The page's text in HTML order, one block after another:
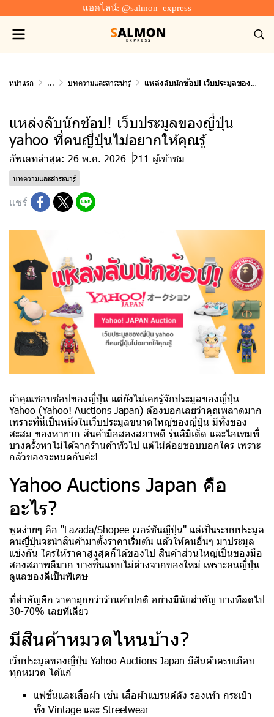
แอดไลน์: @salmon_express
หน้าแรก ... บทความและสาระน่ารู้ แหล่งลับนักช้อป! เว็บประมูลของญี่ปุ่น yahoo ที่คนญี่ปุ่นไม่อยากให้คุณรู้
แหล่งลับนักช้อป! เว็บประมูลของญี่ปุ่น
yahoo ที่คนญี่ปุ่นไม่อยากให้คุณรู้
อัพเดทล่าสุด: 26 พ.ค. 2026 211 ผู้เข้าชม
บทความและสาระน่ารู้
แชร์
ถ้าคุณชอบช้อปของญี่ปุ่น แต่ยังไม่เคยรู้จักประมูลของญี่ปุ่น
Yahoo (Yahoo! Auctions Japan) ต้องบอกเลยว่าคุณพลาดมาก
เพราะที่นี่เป็นหนึ่งในเว็บประมูลขนาดใหญ่ของญี่ปุ่น มีทั้งของ
สะสม ของหายาก สินค้ามือสองสภาพดี รุ่นลิมิเต็ด และไอเทมที่
บางครั้งหาไม่ได้จากร้านค้าทั่วไป แต่ไม่ค่อยชอบบอกใคร เพราะ
กลัวของจะหมดกันค่ะ!
Yahoo Auctions Japan คือ
อะไร?
พูดง่ายๆ คือ "Lazada/Shopee เวอร์ชันญี่ปุ่น" แต่เป็นระบบประมูล
คนญี่ปุ่นจะนำสินค้ามาตั้งราคาเริ่มต้น แล้วให้คนอื่นๆ มาประมูล
แข่งกัน ใครให้ราคาสูงสุดก็ได้ของไป สินค้าส่วนใหญ่เป็นของมือ
สองสภาพดีมาก บางชิ้นแทบไม่ต่างจากของใหม่ เพราะคนญี่ปุ่น
ดูแลของดีเป็นพิเศษ
ที่สำคัญคือ ราคาถูกกว่าร้านค้าปกติ อย่างมีนัยสำคัญ บางทีลดไป
30-70% เลยทีเดียว
มีสินค้าหมวดไหนบ้าง?
เว็บประมูลของญี่ปุ่น Yahoo Auctions Japan มีสินค้าครบเกือบ
ทุกหมวด ได้แก่
แฟชั่นและเสื้อผ้า เช่น เสื้อผ้าแบรนด์ดัง รองเท้า กระเป๋า
ทั้ง Vintage และ Streetwear